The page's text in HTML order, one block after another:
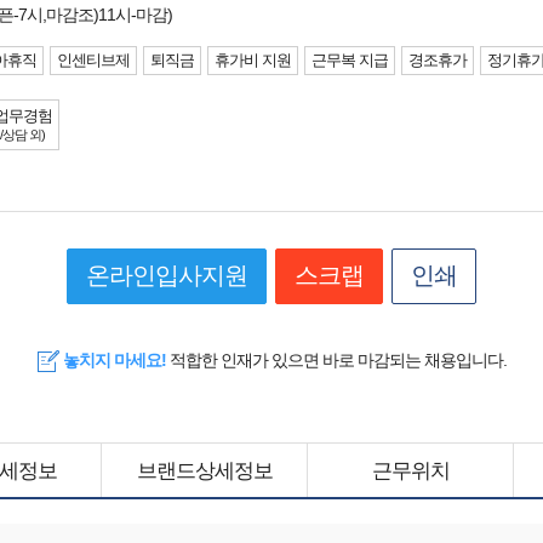
-7시,마감조)11시-마감)
휴직 인센티브제 퇴직금 휴가비 지원 근무복 지급 경조휴가 정기휴
무경험
상담 외)
온라인입사지원 스크랩 인쇄
놓치지 마세요!적합한 인재가 있으면 바로 마감되는 채용입니다.
정보 브랜드상세정보 근무위치